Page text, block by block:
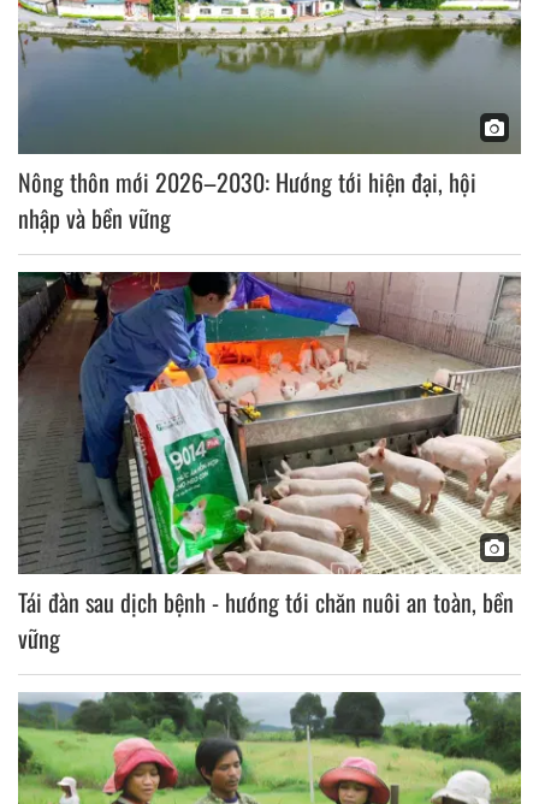
Nông thôn mới 2026–2030: Hướng tới hiện đại, hội
nhập và bền vững
Tái đàn sau dịch bệnh - hướng tới chăn nuôi an toàn, bền
vững